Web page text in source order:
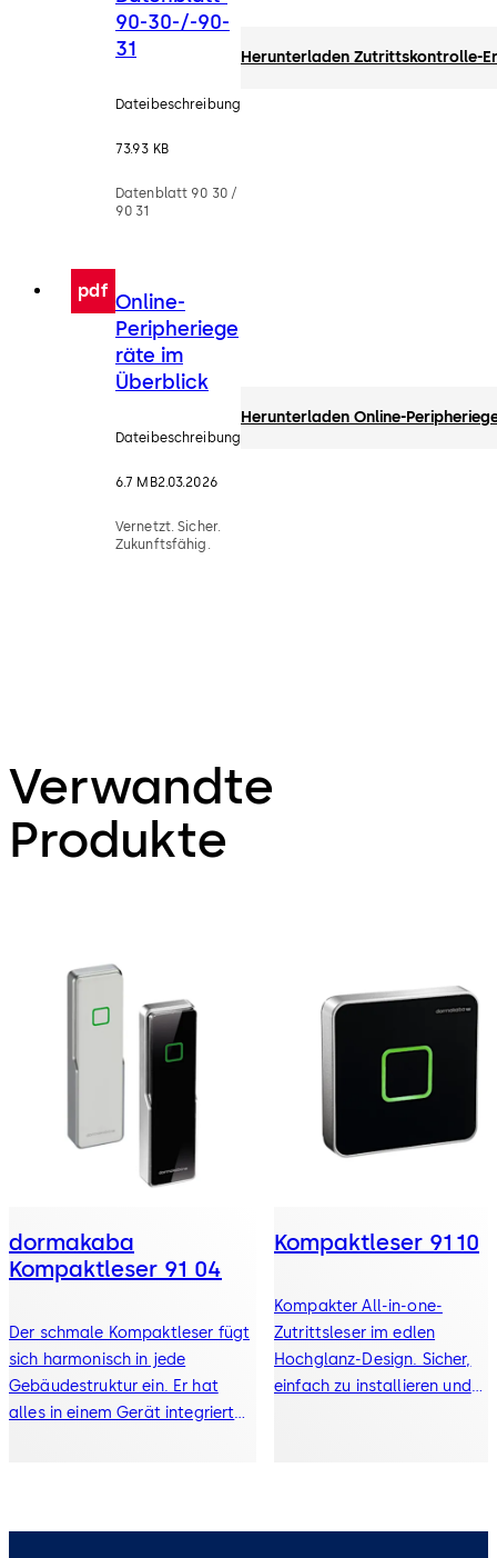
90-30-/-90-
31
Dateibeschreibung
73.93 KB
Datenblatt 90 30 /
90 31
Herunterladen Zutrittskontrolle-
pdf Online-
Peripheriege
räte im
Überblick
Dateibeschreibung
6.7 MB2.03.2026
Vernetzt. Sicher.
Zukunftsfähig.
Herunterladen Online-
Verwandte
Produkte
dormakaba
Kompaktleser 91 04
Der schmale Kompaktleser fügt
sich harmonisch in jede
Gebäudestruktur ein. Er hat
alles in einem Gerät integriert
Kompaktleser 91 10
Kompakter All-in-one-
Zutrittsleser im edlen
Hochglanz-Design. Sicher,
einfach zu installieren und